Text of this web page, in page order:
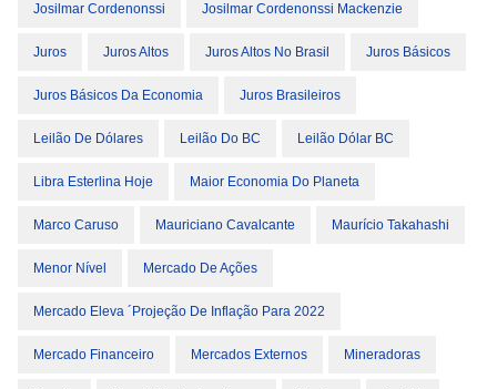
Josilmar Cordenonssi Josilmar Cordenonssi Mackenzie
Juros Juros Altos Juros Altos No Brasil Juros Básicos
Juros Básicos Da Economia Juros Brasileiros
Leilão De Dólares Leilão Do BC Leilão Dólar BC
Libra Esterlina Hoje Maior Economia Do Planeta
Marco Caruso Mauriciano Cavalcante Maurício Takahashi
Menor Nível Mercado De Ações
Mercado Eleva ´projeção De Inflação Para 2022
Mercado Financeiro Mercados Externos Mineradoras